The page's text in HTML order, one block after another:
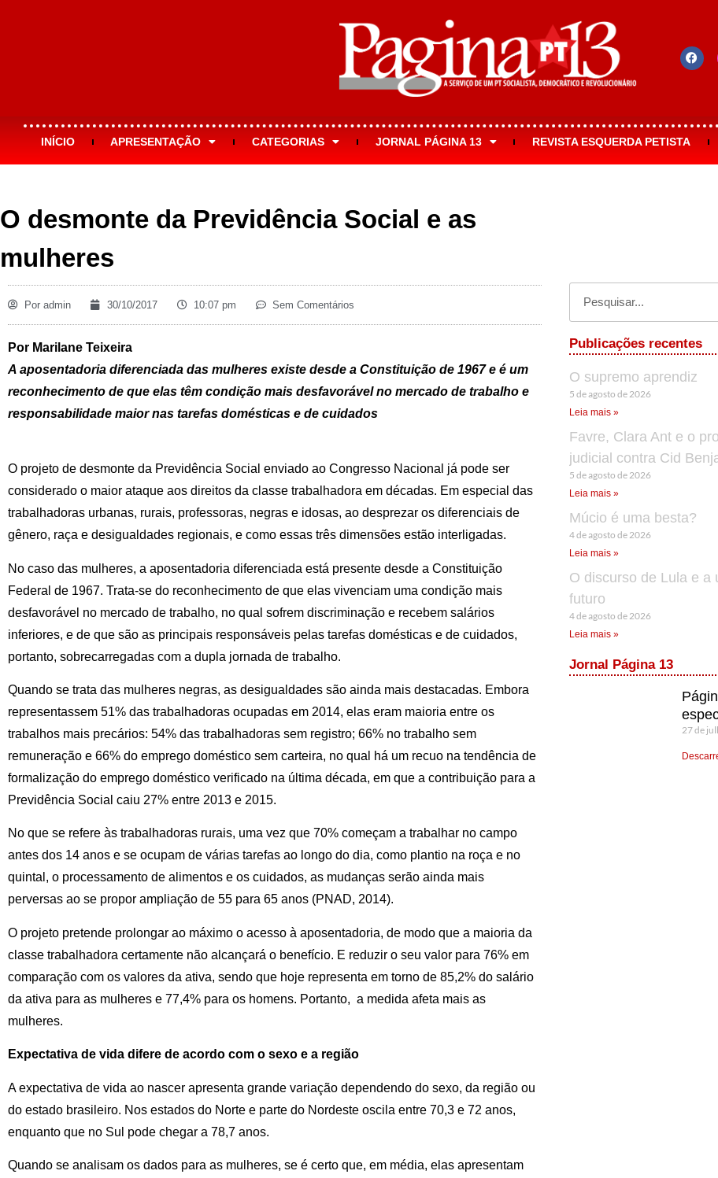
INÍCIO APRESENTAÇÃO CATEGORIAS JORNAL PÁGINA 13 REVISTA ESQUERDA PETISTA
O desmonte da Previdência Social e as
mulheres
Por admin 30/10/2017 10:07 pm Sem Comentários
Por Marilane Teixeira
A aposentadoria diferenciada das mulheres existe desde a Constituição de 1967 e é um
reconhecimento de que elas têm condição mais desfavorável no mercado de trabalho e
responsabilidade maior nas tarefas domésticas e de cuidados
O projeto de desmonte da Previdência Social enviado ao Congresso Nacional já pode ser
considerado o maior ataque aos direitos da classe trabalhadora em décadas. Em especial das
trabalhadoras urbanas, rurais, professoras, negras e idosas, ao desprezar os diferenciais de
gênero, raça e desigualdades regionais, e como essas três dimensões estão interligadas.
No caso das mulheres, a aposentadoria diferenciada está presente desde a Constituição
Federal de 1967. Trata-se do reconhecimento de que elas vivenciam uma condição mais
desfavorável no mercado de trabalho, no qual sofrem discriminação e recebem salários
inferiores, e de que são as principais responsáveis pelas tarefas domésticas e de cuidados,
portanto, sobrecarregadas com a dupla jornada de trabalho.
Quando se trata das mulheres negras, as desigualdades são ainda mais destacadas. Embora
representassem 51% das trabalhadoras ocupadas em 2014, elas eram maioria entre os
trabalhos mais precários: 54% das trabalhadoras sem registro; 66% no trabalho sem
remuneração e 66% do emprego doméstico sem carteira, no qual há um recuo na tendência de
formalização do emprego doméstico verificado na última década, em que a contribuição para a
Previdência Social caiu 27% entre 2013 e 2015.
No que se refere às trabalhadoras rurais, uma vez que 70% começam a trabalhar no campo
antes dos 14 anos e se ocupam de várias tarefas ao longo do dia, como plantio na roça e no
quintal, o processamento de alimentos e os cuidados, as mudanças serão ainda mais
perversas ao se propor ampliação de 55 para 65 anos (PNAD, 2014).
O projeto pretende prolongar ao máximo o acesso à aposentadoria, de modo que a maioria da
classe trabalhadora certamente não alcançará o benefício. E reduzir o seu valor para 76% em
comparação com os valores da ativa, sendo que hoje representa em torno de 85,2% do salário
da ativa para as mulheres e 77,4% para os homens. Portanto, a medida afeta mais as
mulheres.
Expectativa de vida difere de acordo com o sexo e a região
A expectativa de vida ao nascer apresenta grande variação dependendo do sexo, da região ou
do estado brasileiro. Nos estados do Norte e parte do Nordeste oscila entre 70,3 e 72 anos,
enquanto que no Sul pode chegar a 78,7 anos.
Quando se analisam os dados para as mulheres, se é certo que, em média, elas apresentam
Publicações recentes
O supremo aprendiz
5 de agosto de 2026
Leia mais »
Favre, Clara Ant e o
judicial contra Cid
5 de agosto de 2026
Leia mais »
Múcio é uma besta?
4 de agosto de 2026
Leia mais »
O discurso de Lula e a
futuro
4 de agosto de 2026
Leia mais »
Jornal Página 13
27 de